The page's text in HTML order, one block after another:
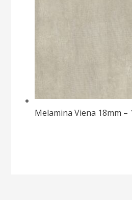
Melamina Viena 18mm –